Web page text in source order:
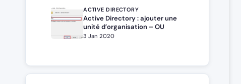
ACTIVE DIRECTORY
Active Directory : ajouter une
unité d’organisation – OU
3 Jan 2020